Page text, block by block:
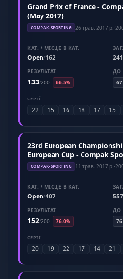
Grand Prix of France -
(May 2017)
COMPAK-SPORTING 26 трав. 2017 р. ·
КАТ. / МІСЦЕ В КАТ.
Open/162 241
РЕЗУЛЬТАТ
133/200 66.5%
ДО
СЕРІЇ
22 15 16 18 17 15
23rd European
European Cup - Compak
2017)
COMPAK-SPORTING 11 трав. 2017 р. ·
КАТ. / МІСЦЕ В КАТ.
Open/407 557
РЕЗУЛЬТАТ
152/200 76.0%
ДО
СЕРІЇ
20 19 22 17 14 21